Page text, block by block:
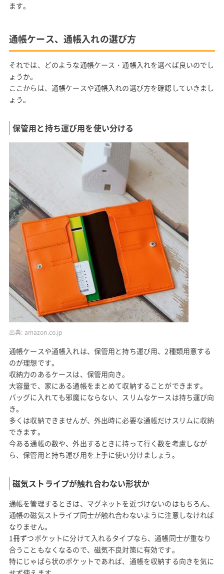
ます。
通帳ケース、通帳入れの選び方
それでは、どのような通帳ケース・通帳入れを選べば良いのでし
ょうか。
ここからは、通帳ケースや通帳入れの選び方を確認していきまし
ょう。
保管用と持ち運び用を使い分ける
出典: amazon.co.jp
通帳ケースや通帳入れは、保管用と持ち運び用、2種類用意する
のが理想です。
収納力のあるケースは、保管用向き。
大容量で、家にある通帳をまとめて収納することができます。
バッグに入れても邪魔にならない、スリムなケースは持ち運び向
き。
多くは収納できませんが、外出時に必要な通帳だけスリムに収納
できます。
今ある通帳の数や、外出するときに持って行く数を考慮しなが
ら、保管用と持ち運び用を上手に使い分けましょう。
磁気ストライプが触れ合わない形状か
通帳を管理するときは、マグネットを近づけないのはもちろん、
通帳の磁気ストライプ同士が触れ合わないように注意しなければ
なりません。
1冊ずつポケットに分けて入れるタイプなら、通帳同士が重なり
合うこともなくなるので、磁気不良対策に有効です。
特にじゃばら状のポケットであれば、通帳を収納する向きを気に